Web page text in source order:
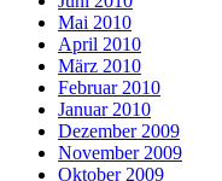
Mai 2010
April 2010
März 2010
Februar 2010
Januar 2010
Dezember 2009
November 2009
Oktober 2009